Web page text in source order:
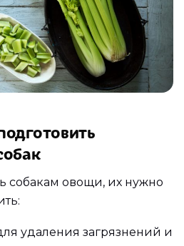
собакам овощи, их нужно
удаления загрязнений и